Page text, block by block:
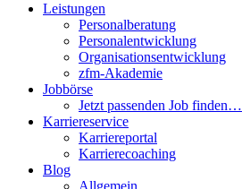
Leistungen
Personalberatung
Personalentwicklung
Organisationsentwicklung
zfm-Akademie
Jobbörse
Jetzt passenden Job finden…
Karriereservice
Karriereportal
Karrierecoaching
Blog